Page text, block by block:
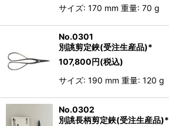
サイズ: 170 mm 重量: 70 g
No.0301
別誂剪定鋏(受注生産品)*
107,800円(税込)
サイズ: 190 mm 重量: 120 g
No.0302
別誂長柄剪定鋏(受注生産品)*